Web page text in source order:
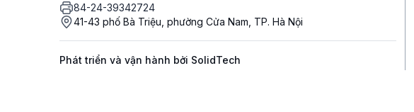
84-24-39342724
41-43 phố Bà Triệu, phường Cửa Nam, TP. Hà Nội
Phát triển và vận hành bởi SolidTech